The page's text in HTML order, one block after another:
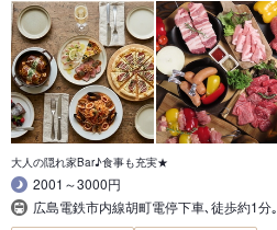
大人の隠れ家Bar♪食事も充実★
2001～3000円
広島電鉄市内線胡町電停下車､徒歩約1分｡